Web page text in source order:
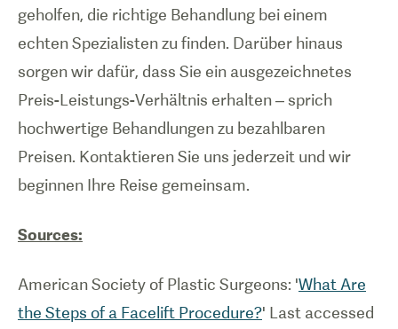
geholfen, die richtige Behandlung bei einem
echten Spezialisten zu finden. Darüber hinaus
sorgen wir dafür, dass Sie ein ausgezeichnetes
Preis-Leistungs-Verhältnis erhalten – sprich
hochwertige Behandlungen zu bezahlbaren
Preisen. Kontaktieren Sie uns jederzeit und wir
beginnen Ihre Reise gemeinsam.
Sources:
American Society of Plastic Surgeons: 'What Are
the Steps of a Facelift Procedure?' Last accessed